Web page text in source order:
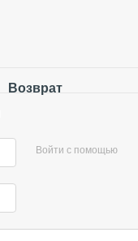
Возврат
Войти с помощью